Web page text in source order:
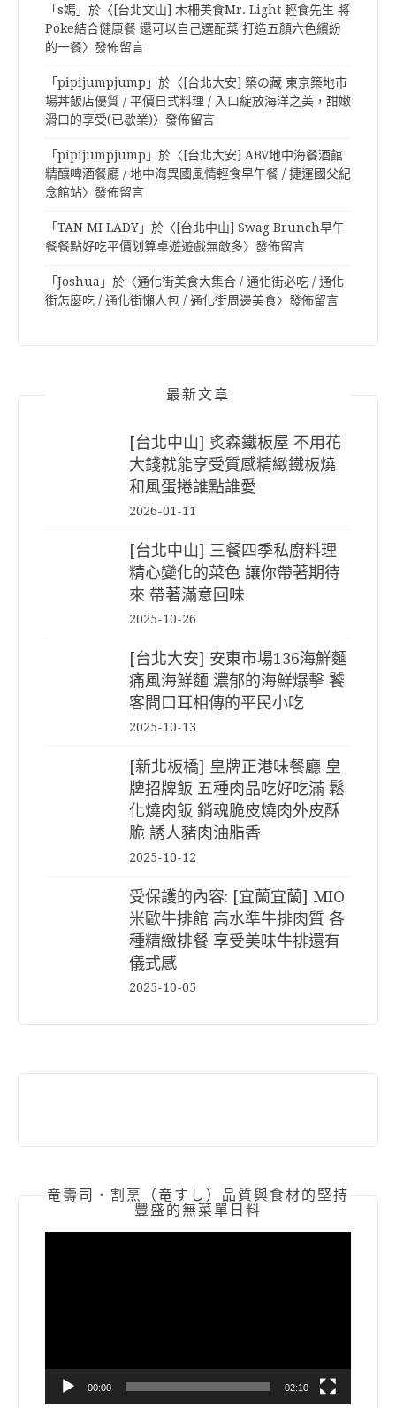
「s媽 」於〈 [台北文山] 木柵美食Mr. Light 輕食先生 將
Poke結合健康餐 還可以自己選配菜 打造五顏六色繽紛
的一餐〉發佈留言
「pipijumpjump 」於〈 [台北大安] 築の藏 東京築地市
場丼飯店優質 / 平價日式料理 / 入口綻放海洋之美，甜嫩
滑口的享受(已歇業)〉發佈留言
「pipijumpjump 」於〈 [台北大安] ABV地中海餐酒館
精釀啤酒餐廳 / 地中海異國風情輕食早午餐 / 捷運國父紀
念館站〉發佈留言
「TAN MI LADY」於〈 [台北中山] Swag Brunch早午
餐餐點好吃平價划算桌遊遊戲無敵多〉發佈留言
「Joshua 」於〈通化街美食大集合 / 通化街必吃 / 通化
街怎麼吃 / 通化街懶人包 / 通化街周邊美食〉發佈留言
最新文章
[台北中山] 炙森鐵板屋 不用花
大錢就能享受質感精緻鐵板燒
和風蛋捲誰點誰愛
2026-01-11
[台北中山] 三餐四季私廚料理
精心變化的菜色 讓你帶著期待
來 帶著滿意回味
2025-10-26
[台北大安] 安東市場136海鮮麵
痛風海鮮麵 濃郁的海鮮爆擊 饕
客間口耳相傳的平民小吃
2025-10-13
[新北板橋] 皇牌正港味餐廳 皇
牌招牌飯 五種肉品吃好吃滿 鬆
化燒肉飯 銷魂脆皮燒肉外皮酥
脆 誘人豬肉油脂香
2025-10-12
受保護的內容: [宜蘭宜蘭] MIO
米歐牛排館 高水準牛排肉質 各
種精緻排餐 享受美味牛排還有
儀式感
2025-10-05
竜壽司‧割烹（竜すし）品質與食材的堅持
豐盛的無菜單日料
00:00 02:10